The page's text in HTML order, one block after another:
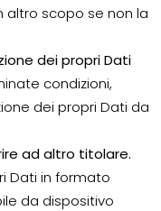
altro scopo se non la
dei propri Dati
condizioni,
dei propri Dati da
ad altro titolare.
Dati in formato
da dispositivo